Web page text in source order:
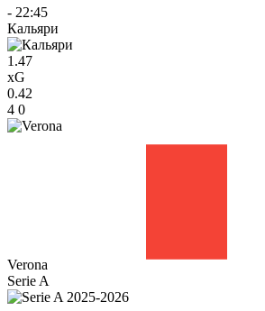
- 22:45
Кальяри
1.47
xG
0.42
4 0
Verona
Serie A